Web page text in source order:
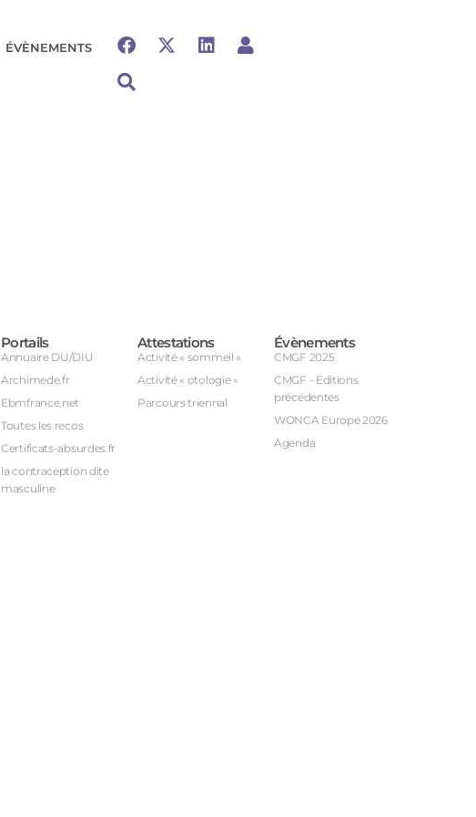
ÉVÈNEMENTS
Portails
Annuaire DU/DIU
Archimede.fr
Ebmfrance.net
Toutes les recos
Certificats-absurdes.fr
la contraception dite
masculine
Attestations
Activité « sommeil »
Activité « otologie »
Parcours triennal
Évènements
CMGF 2025
CMGF - Editions
précédentes
WONCA Europe 2026
Agenda